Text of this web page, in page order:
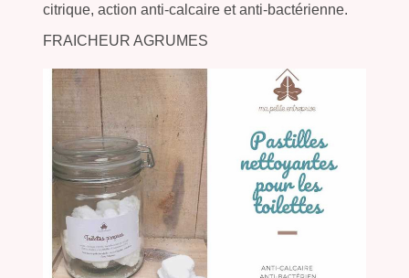
citrique, action anti-calcaire et anti-bactérienne.
FRAICHEUR AGRUMES